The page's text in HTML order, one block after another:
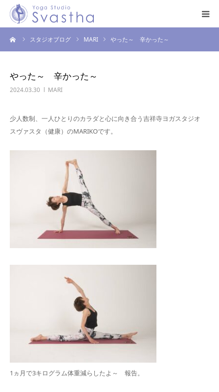
スタジオブログ MARI やった～ 辛かった～
やった～ 辛かった～
2024.03.30 MARI
少人数制、一人ひとりのカラダと心に向き合う吉祥寺ヨガスタジオ
スヴァスタ（健康）のMARIKOです。
1ヵ月で3キログラム体重減らしたよ～ 報告。
はじめての方へ
スタジオ案内
お問い合わせ